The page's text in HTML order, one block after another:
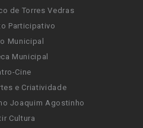
de Torres Vedras
Participativo
Municipal
Municipal
Cine
e Criatividade
Joaquim Agostinho
Cultura